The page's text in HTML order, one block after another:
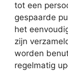
tot een
gespaarde
het
zijn
worden
regelmatig